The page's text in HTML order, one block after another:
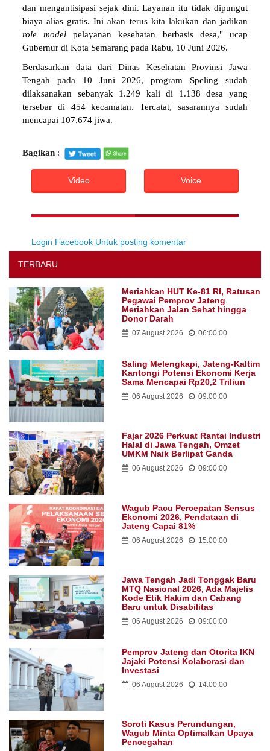
dan mengantisipasi sejak dini. Layanan itu tidak dipungut
biaya alias gratis. Ini akan terus kita lakukan dan jadikan
role modelpelayanan kesehatan berbasis desa," ucap
Gubernur di Kota Semarang pada Rabu, 10 Juni 2026.
Berdasarkan data dari Dinas Kesehatan Provinsi Jawa
Tengah pada 10 Juni 2026, program Speling sudah
dilaksanakan sebanyak 1.249 kali di 1.138 desa yang
tersebar di 454 kecamatan. Tercatat, sasarannya sudah
mencapai 107.674 jiwa.
Bagikan :
Video Voice
Login Facebook Untuk posting komentar
TERBARU
Meriahkan HUT Ke-81 RI, Ratusan
Pegawai Pemprov Jateng
Meriahkan Jalan Sehat hingga
Donor Darah
07 August 2026 06:00:00
Saling Melengkapi, Jateng-Kaltim
Kantongi Potensi Ekonomi Kerja
Sama Mencapai Rp20,2 Triliun
06 August 2026 09:00:00
Fajar 2026 Perkuat Rantai Industri
Halal di Jawa Tengah, Omzet
UMKM Naik Berlipat Ganda
06 August 2026 09:00:00
Wagub Pacu Percepatan Sensus
Ekonomi 2026, Pendataan di
Jateng Capai 81%
06 August 2026 15:00:00
Jawa Tengah Jadi Tonggak Baru
MTQ Nasional 2026, Ada Majelis
Kode Etik Hakim dan Cabang
Baru untuk Disabilitas
06 August 2026 09:00:00
Pemprov Jateng dan Otorita IKN
Jajaki Potensi Kolaborasi dan
Investasi
06 August 2026 14:00:00
Soroti Kasus Perundungan,
Wagub Minta Optimalkan Upaya
Pencegahan